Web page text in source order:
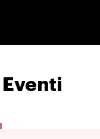
Eventi